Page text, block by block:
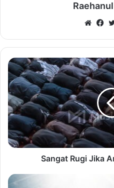
Sangat Rugi Jika